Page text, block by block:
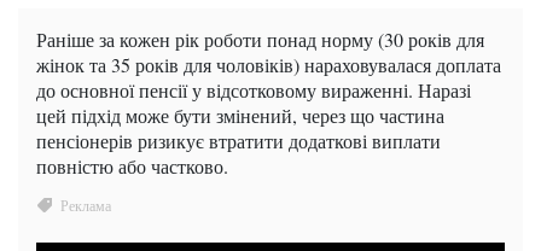
Раніше за кожен рік роботи понад норму (30 років для
жінок та 35 років для чоловіків) нараховувалася доплата
до основної пенсії у відсотковому вираженні. Наразі
цей підхід може бути змінений, через що частина
пенсіонерів ризикує втратити додаткові виплати
повністю або частково.